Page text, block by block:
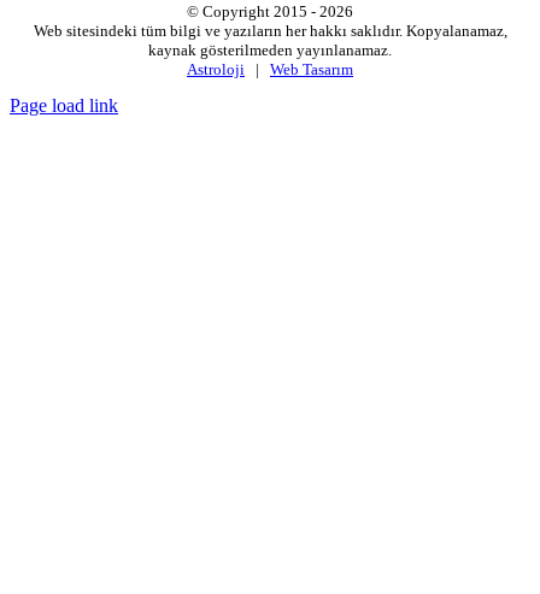
© Copyright 2015 - 2026
Web sitesindeki tüm bilgi ve yazıların her hakkı saklıdır. Kopyalanamaz,
kaynak gösterilmeden yayınlanamaz.
Astroloji | Web Tasarım
Page load link